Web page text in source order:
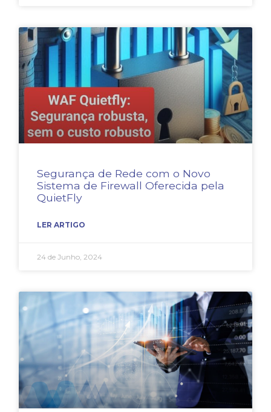
Segurança de Rede com o Novo
Sistema de Firewall Oferecida pela
QuietFly
LER ARTIGO
24 de Junho, 2024